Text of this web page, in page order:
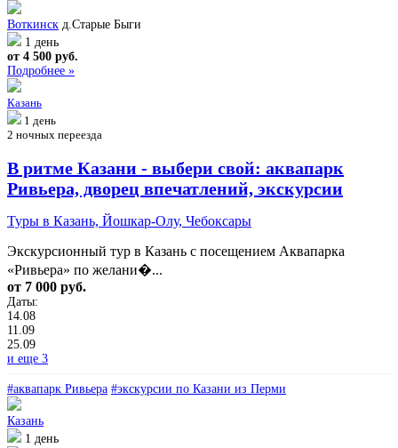
Воткинск д.Старые Быги
1 день
от 4 500 руб.
Подробнее »
Казань
1 день
2 ночных переезда
В ритме Казани - выбери свой: аквапарк
Ривьера, дворец впечатлений, экскурсии
Туры в Казань, Йошкар-Олу, Чебоксары
Экскурсионный тур в Казань с посещением Аквапарка
«Ривьера» по желани�...
от 7 000 руб.
Даты:
14.08
11.09
25.09
и еще 3
#аквапарк Ривьера #экскурсии по Казани из Перми
Казань
1 день